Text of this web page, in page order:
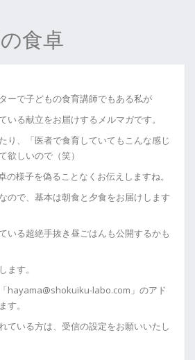
食卓
ーで子どもの食育講師でもある私が
いる献立をお届けするメルマガです。
り、「医者で食育していてもこんな感じ
欲しいので（笑）
の様子を偽ることなくお伝えしますね。
ので、基本は朝食と夕食をお届けします
いる超絶手抜き昼ごはんも公開するかも
ます。
hayama@shokuiku-labo.com」のアド
す。
ている方は、受信の設定をお願いいたし